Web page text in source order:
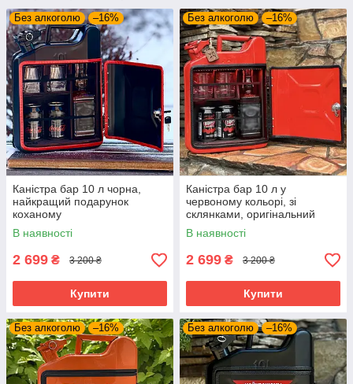
Без алкоголю –16%
Каністра бар 10 л чорна,
найкращий подарунок
коханому
В наявності
2 699 ₴ 3 200 ₴
Купити
Без алкоголю –16%
Каністра бар 10 л у
червоному кольорі, зі
склянками, оригінальний
подарунок босові, шефу,
командиру
В наявності
2 699 ₴ 3 200 ₴
Купити
Без алкоголю –16% Без алкоголю –16%